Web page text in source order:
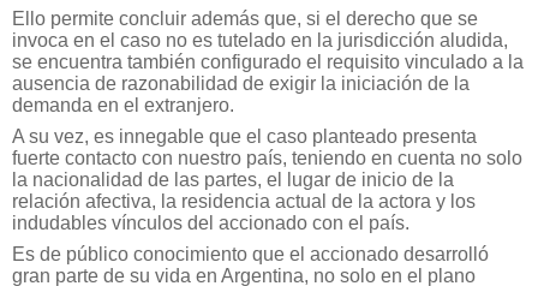
Ello permite concluir además que, si el derecho que se
invoca en el caso no es tutelado en la jurisdicción aludida,
se encuentra también configurado el requisito vinculado a la
ausencia de razonabilidad de exigir la iniciación de la
demanda en el extranjero.
A su vez, es innegable que el caso planteado presenta
fuerte contacto con nuestro país, teniendo en cuenta no solo
la nacionalidad de las partes, el lugar de inicio de la
relación afectiva, la residencia actual de la actora y los
indudables vínculos del accionado con el país.
Es de público conocimiento que el accionado desarrolló
gran parte de su vida en Argentina, no solo en el plano